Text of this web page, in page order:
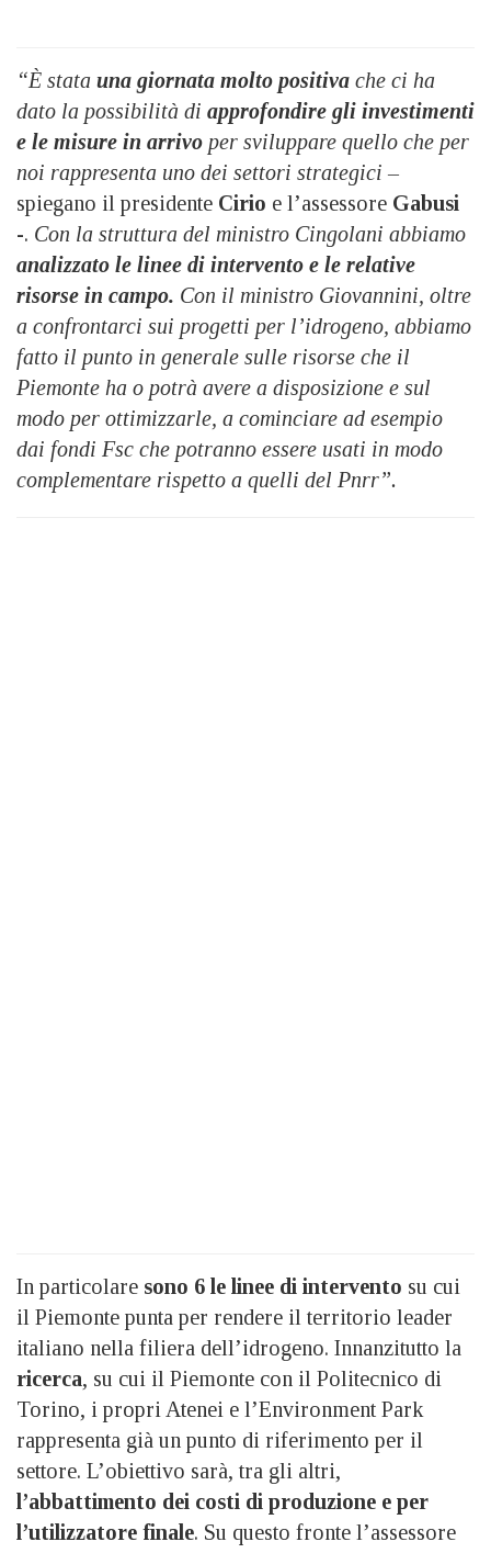
“È stata una giornata molto positiva che ci ha
dato la possibilità di approfondire gli investimenti
e le misure in arrivo per sviluppare quello che per
noi rappresenta uno dei settori strategici –
spiegano il presidente Cirio e l’assessore Gabusi
-. Con la struttura del ministro Cingolani abbiamo
analizzato le linee di intervento e le relative
risorse in campo. Con il ministro Giovannini, oltre
a confrontarci sui progetti per l’idrogeno, abbiamo
fatto il punto in generale sulle risorse che il
Piemonte ha o potrà avere a disposizione e sul
modo per ottimizzarle, a cominciare ad esempio
dai fondi Fsc che potranno essere usati in modo
complementare rispetto a quelli del Pnrr”.
In particolare sono 6 le linee di intervento su cui
il Piemonte punta per rendere il territorio leader
italiano nella filiera dell’idrogeno. Innanzitutto la
ricerca, su cui il Piemonte con il Politecnico di
Torino, i propri Atenei e l’Environment Park
rappresenta già un punto di riferimento per il
settore. L’obiettivo sarà, tra gli altri,
l’abbattimento dei costi di produzione e per
l’utilizzatore finale. Su questo fronte l’assessore